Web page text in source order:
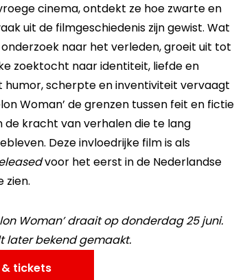
cinema, ontdekt ze hoe zwarte en
uit de filmgeschiedenis zijn gewist. Wat
naar het verleden, groeit uit tot
zoektocht naar identiteit, liefde en
humor, scherpte en inventiviteit vervaagt
Woman’ de grenzen tussen feit en fictie
de kracht van verhalen die te lang
Deze invloedrijke film is als
voor het eerst in de Nederlandse
zien.
Woman’ draait op donderdag 25 juni.
later bekend gemaakt.
tickets